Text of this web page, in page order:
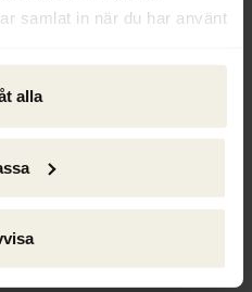
samlat in när du har använt
alla
with Uppsala University
with Uppsala University